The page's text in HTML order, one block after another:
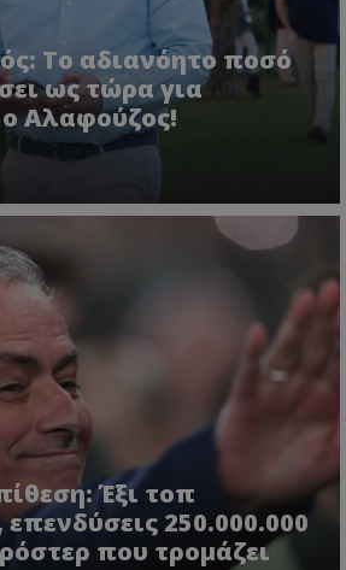
Το αδιανόητο ποσό
ως τώρα για
Αλαφούζος!
Έξι τοπ
250.000.000
που τρομάζει